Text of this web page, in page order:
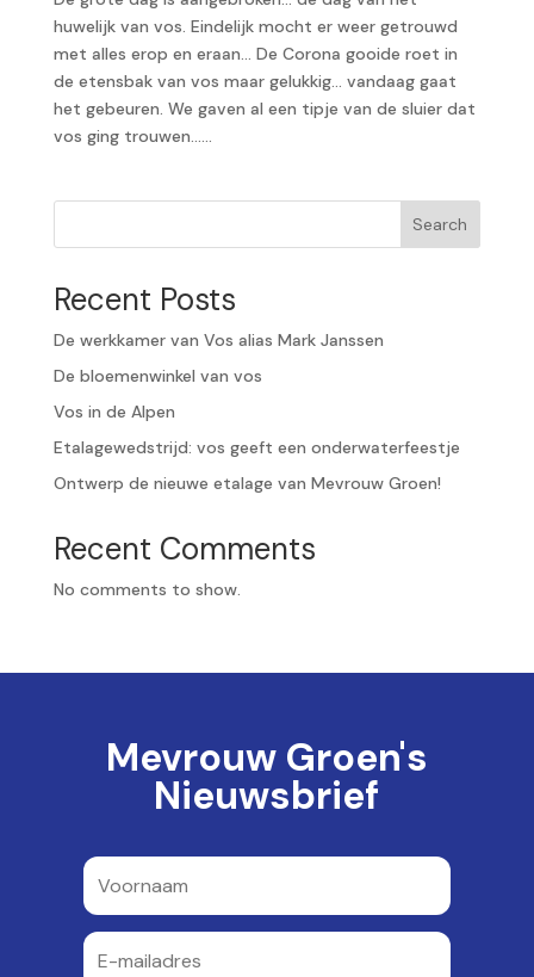
huwelijk van vos. Eindelijk mocht er weer getrouwd
met alles erop en eraan… De Corona gooide roet in
de etensbak van vos maar gelukkig… vandaag gaat
het gebeuren. We gaven al een tipje van de sluier dat
vos ging trouwen…...
Search
Recent Posts
De werkkamer van Vos alias Mark Janssen
De bloemenwinkel van vos
Vos in de Alpen
Etalagewedstrijd: vos geeft een onderwaterfeestje
Ontwerp de nieuwe etalage van Mevrouw Groen!
Recent Comments
No comments to show.
Mevrouw Groen's
Nieuwsbrief